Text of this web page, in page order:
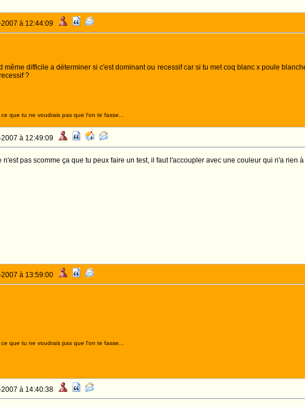
à 12:44:09
même difficile a déterminer si c'est dominant ou recessif car si tu met coq blanc x poule
?
que tu ne voudrais pas que l'on te fasse...
à 12:49:09
n'est pas scomme ça que tu peux faire un test, il faut l'accoupler avec une couleur qui n'a rien
à 13:59:00
que tu ne voudrais pas que l'on te fasse...
à 14:40:38